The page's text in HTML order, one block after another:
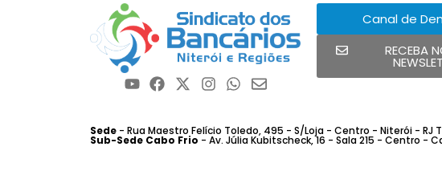
Canal de
RECEBA
Sede - Rua Maestro Felício Toledo, 495 - S/Loja - Centro - Niterói - RJ
Sub-Sede Cabo Frio - Av. Júlia Kubitscheck, 16 - Sala 215 - Centro -